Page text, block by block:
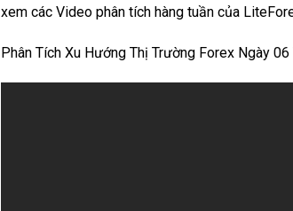
xem các Video phân tích hàng tuần của
Phân Tích Xu Hướng Thị Trường Forex Ngày